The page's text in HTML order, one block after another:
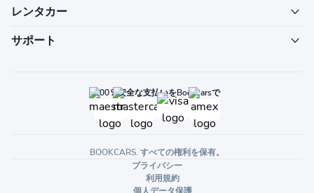
レンタカー
サポート
100％安全な支払いをBookcarsで
BOOKCARS. すべての権利を保有。
プライバシー
利用規約